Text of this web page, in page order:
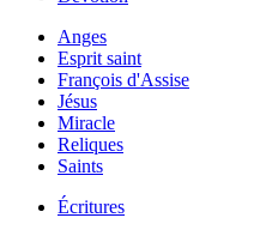
Anges
Esprit saint
François d'Assise
Jésus
Miracle
Reliques
Saints
Écritures